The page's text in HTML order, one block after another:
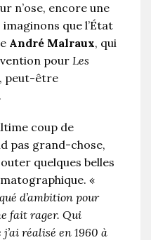
n’ose, encore une
que l’État
André Malraux, qui
pour Les
peut-être
coup de
pas grand-chose,
quelques belles
«
d’ambition pour
fait rager. Qui
réalisé en 1960 à